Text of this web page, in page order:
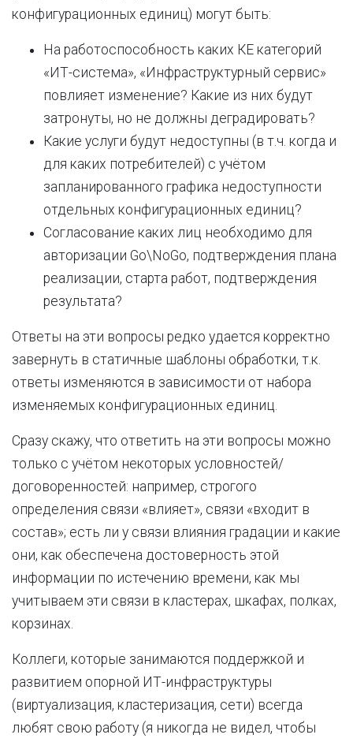
конфигурационных единиц) могут быть:
На работоспособность каких КЕ категорий
«ИТ-система», «Инфраструктурный сервис»
повлияет изменение? Какие из них будут
затронуты, но не должны деградировать?
Какие услуги будут недоступны (в т.ч. когда и
для каких потребителей) с учётом
запланированного графика недоступности
отдельных конфигурационных единиц?
Согласование каких лиц необходимо для
авторизации Go\NoGo, подтверждения плана
реализации, старта работ, подтверждения
результата?
Ответы на эти вопросы редко удается корректно
завернуть в статичные шаблоны обработки, т.к.
ответы изменяются в зависимости от набора
изменяемых конфигурационных единиц.
Сразу скажу, что ответить на эти вопросы можно
только с учётом некоторых условностей/
договоренностей: например, строгого
определения связи «влияет», связи «входит в
состав»; есть ли у связи влияния градации и какие
они, как обеспечена достоверность этой
информации по истечению времени, как мы
учитываем эти связи в кластерах, шкафах, полках,
корзинах.
Коллеги, которые занимаются поддержкой и
развитием опорной ИТ-инфраструктуры
(виртуализация, кластеризация, сети) всегда
любят свою работу (я никогда не видел, чтобы